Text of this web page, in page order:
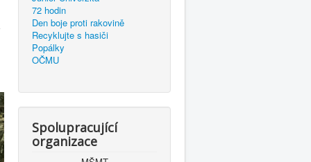
72 hodin
Den boje proti rakovině
Recyklujte s hasiči
Popálky
OČMU
Spolupracující
organizace